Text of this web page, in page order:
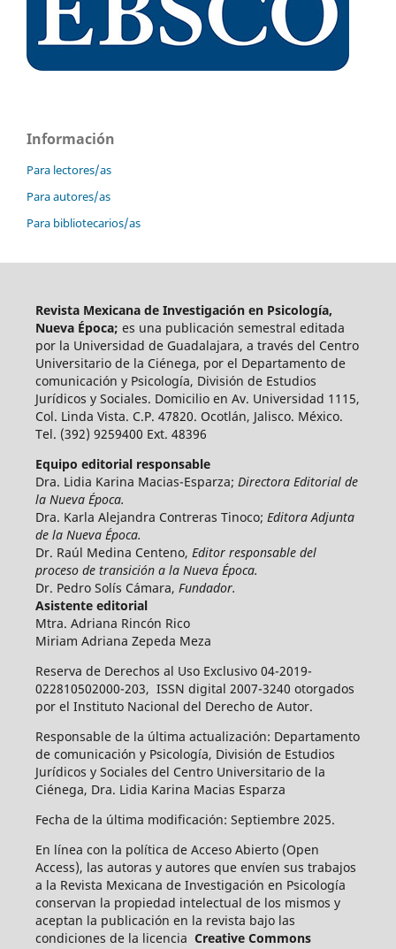
Información
Para lectores/as
Para autores/as
Para bibliotecarios/as
Revista Mexicana de Investigación en Psicología,
Nueva Época; es una publicación semestral editada
por la Universidad de Guadalajara, a través del Centro
Universitario de la Ciénega, por el Departamento de
comunicación y Psicología, División de Estudios
Jurídicos y Sociales. Domicilio en Av. Universidad 1115,
Col. Linda Vista. C.P. 47820. Ocotlán, Jalisco. México.
Tel. (392) 9259400 Ext. 48396
Equipo editorial responsable
Dra. Lidia Karina Macias-Esparza; Directora Editorial de
la Nueva Época.
Dra. Karla Alejandra Contreras Tinoco; Editora Adjunta
de la Nueva Época.
Dr. Raúl Medina Centeno, Editor responsable del
proceso de transición a la Nueva Época.
Dr. Pedro Solís Cámara, Fundador.
Asistente editorial
Mtra. Adriana Rincón Rico
Miriam Adriana Zepeda Meza
Reserva de Derechos al Uso Exclusivo 04-2019-
022810502000-203, ISSN digital 2007-3240 otorgados
por el Instituto Nacional del Derecho de Autor.
Responsable de la última actualización: Departamento
de comunicación y Psicología, División de Estudios
Jurídicos y Sociales del Centro Universitario de la
Ciénega, Dra. Lidia Karina Macias Esparza
Fecha de la última modificación: Septiembre 2025.
En línea con la política de Acceso Abierto (Open
Access), las autoras y autores que envíen sus trabajos
a la Revista Mexicana de Investigación en Psicología
conservan la propiedad intelectual de los mismos y
aceptan la publicación en la revista bajo las
condiciones de la licencia Creative Commons